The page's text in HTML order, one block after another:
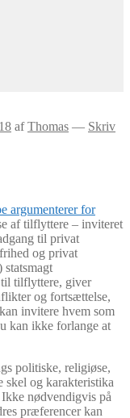
afThomas — Skriv
argumenterer for
af tilflyttere – inviteret
til privat
og privat
til tilflyttere, giver
og fortsættelse,
invitere hvem som
kan ikke forlange at
politiske, religiøse,
skel og karakteristika
nødvendigvis på
præferencer kan